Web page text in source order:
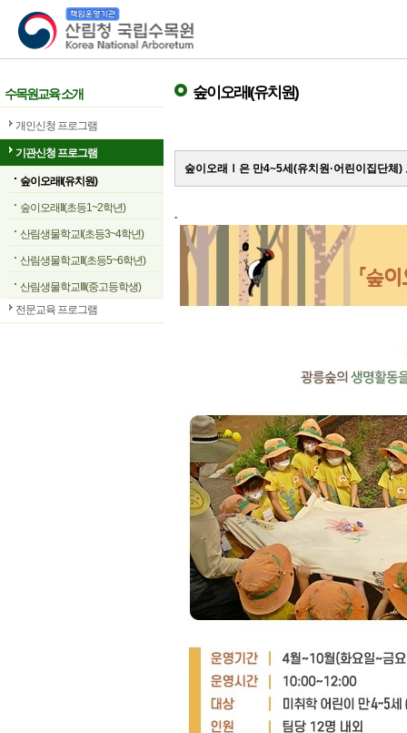
산림청 국립수목원
수목원교육 소개
개인신청 프로그램
기관신청 프로그램
숲이오래I(유치원)
숲이오래II(초등1~2학년)
산림생물학교I(초등3~4학년)
산림생물학교II(초등5~6학년)
산림생물학교III(중고등학생)
전문교육 프로그램
숲이오래I(유치원)
숲이오래Ⅰ은 만4~5세(유치원·어린이집단체)
.